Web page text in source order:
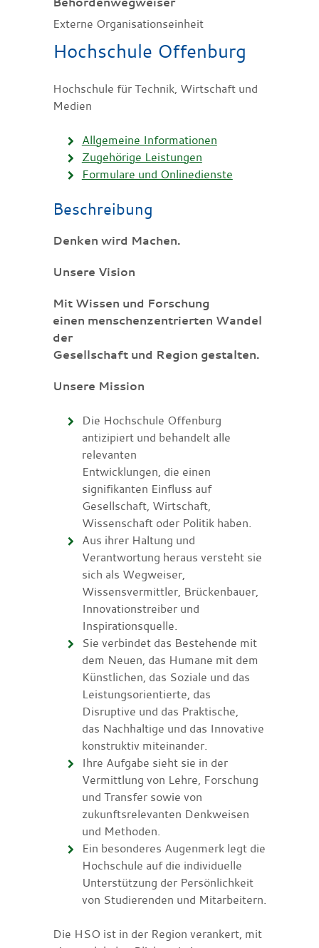
Externe Organisationseinheit
Hochschule Offenburg
Hochschule für Technik, Wirtschaft und
Medien
Allgemeine Informationen
Zugehörige Leistungen
Formulare und Onlinedienste
Beschreibung
Denken wird Machen.
Unsere Vision
Mit Wissen und Forschung
einen menschenzentrierten Wandel
der
Gesellschaft und Region gestalten.
Unsere Mission
Die Hochschule Offenburg
antizipiert und behandelt alle
relevanten
Entwicklungen, die einen
signifikanten Einfluss auf
Gesellschaft, Wirtschaft,
Wissenschaft oder Politik haben.
Aus ihrer Haltung und
Verantwortung heraus versteht sie
sich als Wegweiser,
Wissensvermittler, Brückenbauer,
Innovationstreiber und
Inspirationsquelle.
Sie verbindet das Bestehende mit
dem Neuen, das Humane mit dem
Künstlichen, das Soziale und das
Leistungsorientierte, das
Disruptive und das Praktische,
das Nachhaltige und das Innovative
konstruktiv miteinander.
Ihre Aufgabe sieht sie in der
Vermittlung von Lehre, Forschung
und Transfer sowie von
zukunftsrelevanten Denkweisen
und Methoden.
Ein besonderes Augenmerk legt die
Hochschule auf die individuelle
Unterstützung der Persönlichkeit
von Studierenden und Mitarbeitern.
Die HSO ist in der Region verankert, mit